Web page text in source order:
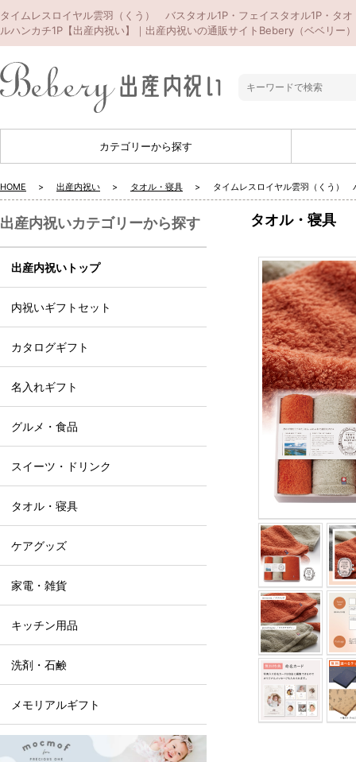
タイムレスロイヤル雲羽（くう） バスタオル1P・フェイスタオル1P・タオ
ルハンカチ1P【出産内祝い】｜出産内祝いの通販サイトBebery（ベベリー）
カテゴリーから探す
HOME 出産内祝い タオル・寝具 タイムレスロイヤル雲羽（くう）
タオル・寝具
出産内祝いカテゴリーから探す
出産内祝いトップ
内祝いギフトセット
カタログギフト
名入れギフト
グルメ・食品
スイーツ・ドリンク
タオル・寝具
ケアグッズ
家電・雑貨
キッチン用品
洗剤・石鹸
メモリアルギフト